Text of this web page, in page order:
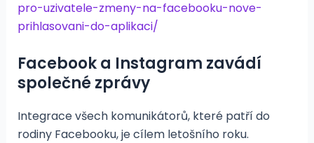
pro-uzivatele-zmeny-na-facebooku-nove-
prihlasovani-do-aplikaci/
Facebook a Instagram zavádí
společné zprávy
Integrace všech komunikátorů, které patří do
rodiny Facebooku, je cílem letošního roku.